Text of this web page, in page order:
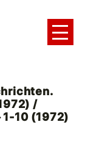
/
1-10 (1972)